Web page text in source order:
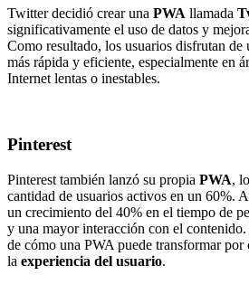
Twitter decidió crear una PWA llamada
significativamente el uso de datos y
Como resultado, los usuarios disfrutan de
más rápida y eficiente, especialmente en
Internet lentas o inestables.
Pinterest
Pinterest también lanzó su propia PWA,
cantidad de usuarios activos en un 60%.
un crecimiento del 40% en el tiempo de
y una mayor interacción con el
de cómo una PWA puede transformar
la experiencia del usuario.